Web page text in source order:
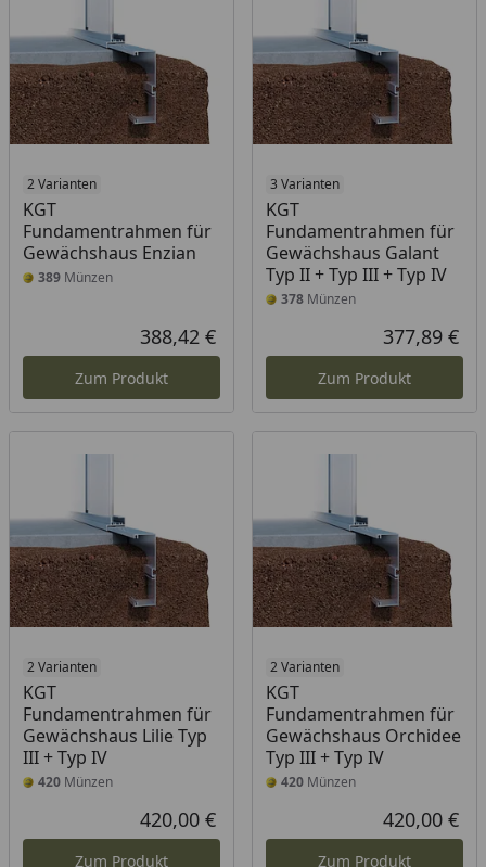
2 Varianten
KGT
Fundamentrahmen für
Gewächshaus Enzian
389 Münzen
Aktueller Preis
388,42 €
Zum Produkt
3 Varianten
KGT
Fundamentrahmen für
Gewächshaus Galant
Typ II + Typ III + Typ IV
378Münzen
377,89 €
Zum Produkt
2 Varianten
KGT
Fundamentrahmen für
Gewächshaus Lilie Typ
III + Typ IV
420 Münzen
Aktueller Preis
420,00 €
Zum Produkt
2 Varianten
KGT
Fundamentrahmen für
Gewächshaus Orchidee
Typ III + Typ IV
420Münzen
420,00 €
Zum Produkt